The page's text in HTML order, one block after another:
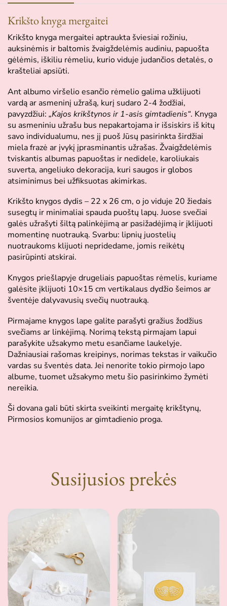
Krikšto knyga mergaitei
Krikšto knyga mergaitei aptraukta šviesiai rožiniu,
auksinėmis ir baltomis žvaigždelėmis audiniu, papuošta
gėlėmis, iškiliu rėmeliu, kurio viduje judančios detalės, o
krašteliai apsiūti.
Ant albumo viršelio esančio rėmelio galima užklijuoti
vardą ar asmeninį užrašą, kurį sudaro 2-4 žodžiai,
pavyzdžiui: „Kajos krikštynos ir 1-asis gimtadienis“. Knyga
su asmeniniu užrašu bus nepakartojama ir išsiskirs iš kitų
savo individualumu, nes jį puoš Jūsų pasirinkta širdžiai
miela frazė ar įvykį įprasminantis užrašas. Žvaigždelėmis
tviskantis albumas papuoštas ir nedidele, karoliukais
suverta, angeliuko dekoracija, kuri saugos ir globos
atsiminimus bei užfiksuotas akimirkas.
Krikšto knygos dydis – 22 x 26 cm, o jo viduje 20 žiedais
susegtų ir minimaliai spauda puoštų lapų. Juose svečiai
galės užrašyti šiltą palinkėjimą ar pasižadėjimą ir įklijuoti
momentinę nuotrauką. Svarbu: lipnių juostelių
nuotraukoms klijuoti nepridedame, jomis reikėtų
pasirūpinti atskirai.
Knygos priešlapyje drugeliais papuoštas rėmelis, kuriame
galėsite įklijuoti 10×15 cm vertikalaus dydžio šeimos ar
šventėje dalyvavusių svečių nuotrauką.
Pirmajame knygos lape galite parašyti gražius žodžius
svečiams ar linkėjimą. Norimą tekstą pirmajam lapui
parašykite užsakymo metu esančiame laukelyje.
Dažniausiai rašomas kreipinys, norimas tekstas ir vaikučio
vardas su šventės data. Jei nenorite tokio pirmojo lapo
albume, tuomet užsakymo metu šio pasirinkimo žymėti
nereikia.
Ši dovana gali būti skirta sveikinti mergaitę krikštynų,
Pirmosios komunijos ar gimtadienio proga.
Susijusios prekės